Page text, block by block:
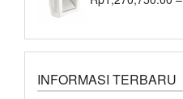
INFORMASI TERBARU